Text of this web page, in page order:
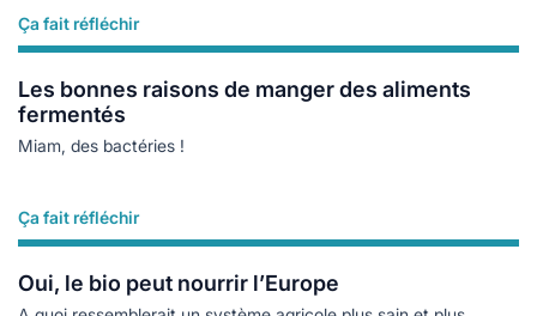
Ça fait réfléchir
Les bonnes raisons de manger des aliments
fermentés
Miam, des bactéries !
Lire plus
Ça fait réfléchir
Oui, le bio peut nourrir l’Europe
Lire plus